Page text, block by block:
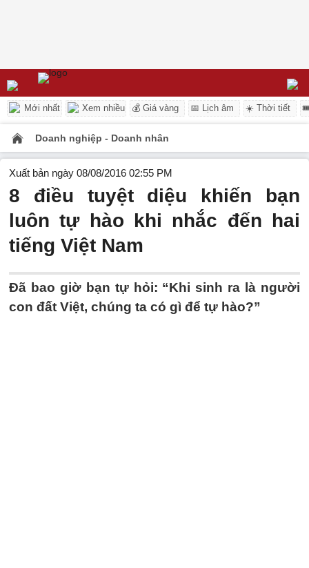
Mới nhất Xem nhiều 💰 Giá vàng 📅 Lịch âm ☀️ Thời tiết
Doanh nghiệp - Doanh nhân
Xuất bản ngày 08/08/2016 02:55 PM
8 điều tuyệt diệu khiến bạn
luôn tự hào khi nhắc đến hai
tiếng Việt Nam
Đã bao giờ bạn tự hỏi: “Khi sinh ra là người
con đất Việt, chúng ta có gì để tự hào?”